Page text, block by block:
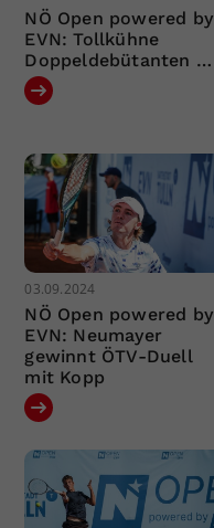
NÖ Open powered by
EVN: Tollkühne
Doppeldebütanten …
03.09.2024
NÖ Open powered by
EVN: Neumayer
gewinnt ÖTV-Duell
mit Kopp